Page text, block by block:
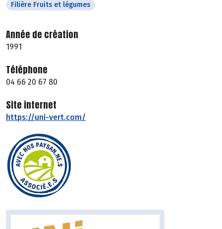
Filière Fruits et légumes
Année de création
1991
Téléphone
04 66 20 67 80
Site internet
https://uni-vert.com/